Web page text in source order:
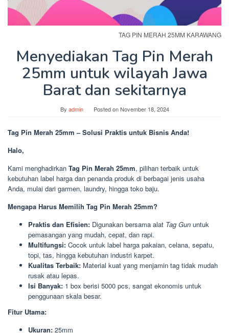
TAG PIN MERAH 25MM KARAWANG
Menyediakan Tag Pin Merah
25mm untuk wilayah Jawa
Barat dan sekitarnya
By admin Posted onNovember 18, 2024
Tag Pin Merah 25mm – Solusi Praktis untuk Bisnis Anda!
Halo,
Kami menghadirkan Tag Pin Merah 25mm, pilihan terbaik untuk
kebutuhan label harga dan penanda produk di berbagai jenis usaha
Anda, mulai dari garmen, laundry, hingga toko baju.
Mengapa Harus Memilih Tag Pin Merah 25mm?
Praktis dan Efisien: Digunakan bersama alat Tag Gun untuk
pemasangan yang mudah, cepat, dan rapi.
Multifungsi: Cocok untuk label harga pakaian, celana, sepatu,
topi, tas, hingga kebutuhan industri karpet.
Kualitas Terbaik: Material kuat yang menjamin tag tidak mudah
rusak atau lepas.
Isi Banyak: 1 box berisi 5000 pcs, sangat ekonomis untuk
penggunaan skala besar.
Fitur Utama:
Ukuran: 25mm